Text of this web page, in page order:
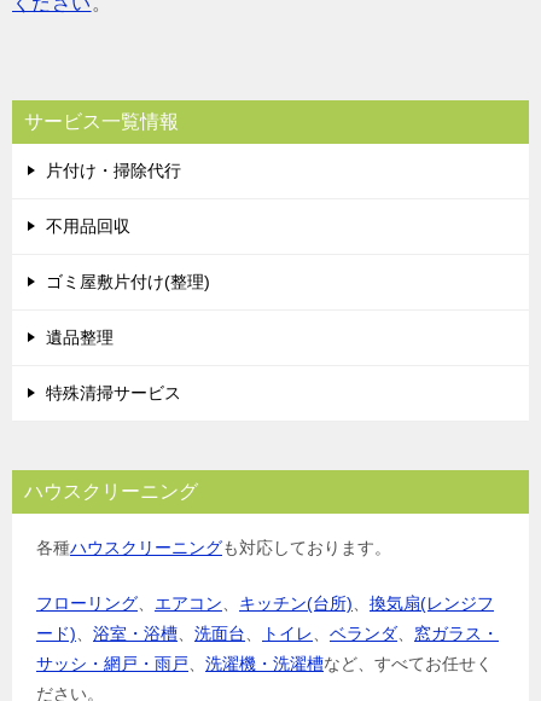
サービス一覧情報
片付け・掃除代行
不用品回収
ゴミ屋敷片付け(整理)
遺品整理
特殊清掃サービス
ハウスクリーニング
各種ハウスクリーニングも対応しております。
フローリング エアコン キッチン(台所)
換気扇(レンジフ
ード)
浴室・浴槽 洗面台 トイレ ベランダ
窓ガラス・
サッシ・網戸・雨戸
洗濯機・洗濯槽など、すべてお任せく
ださい。